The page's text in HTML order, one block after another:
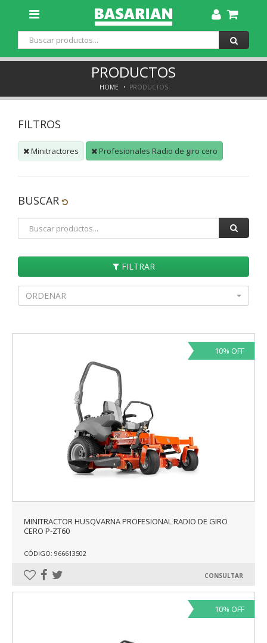
Toggle
Dropdown
PRODUCTOS
HOME PRODUCTOS
FILTROS
Minitractores Profesionales Radio de giro cero
BUSCAR
FILTRAR
ORDENAR
10% OFF
MINITRACTOR HUSQVARNA PROFESIONAL RADIO DE GIRO
CERO P-ZT60
CÓDIGO: 966613502
CONSULTAR
10% OFF